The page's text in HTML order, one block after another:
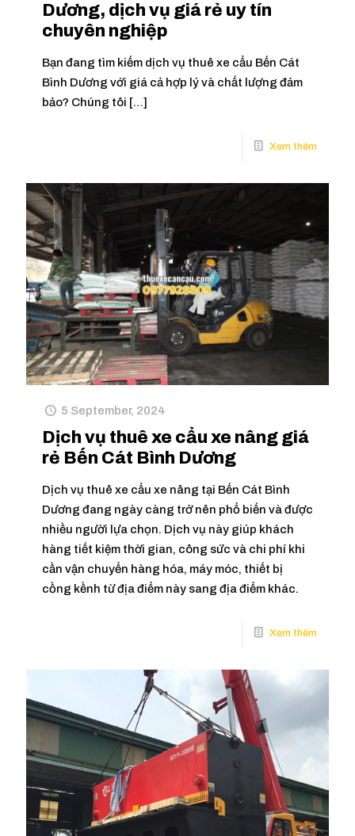
Dương, dịch vụ giá rẻ uy tín
chuyên nghiệp
Bạn đang tìm kiếm dịch vụ thuê xe cẩu Bến Cát
Bình Dương với giá cả hợp lý và chất lượng đảm
bảo? Chúng tôi […]
5 September, 2024
Dịch vụ thuê xe cẩu xe nâng giá
rẻ Bến Cát Bình Dương
Dịch vụ thuê xe cẩu xe nâng tại Bến Cát Bình
Dương đang ngày càng trở nên phổ biến và được
nhiều người lựa chọn. Dịch vụ này giúp khách
hàng tiết kiệm thời gian, công sức và chi phí khi
cần vận chuyển hàng hóa, máy móc, thiết bị
cồng kềnh từ địa điểm này sang địa điểm khác.